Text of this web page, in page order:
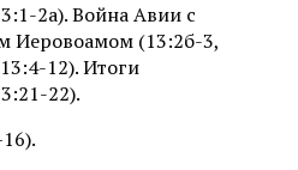
2а). Война Авии с
Иеровоамом (13:2б-3,
12). Итоги
22).